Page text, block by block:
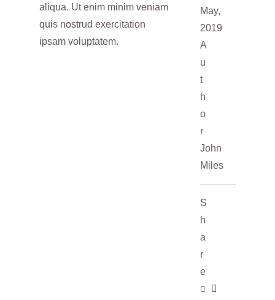
aliqua. Ut enim minim veniam
quis nostrud exercitation
ipsam voluptatem.
May,
2019
A
u
t
h
o
r
John
Miles
S
h
a
r
e